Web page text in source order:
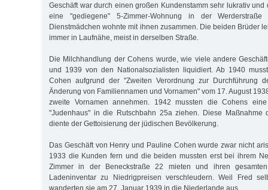
Geschäft war durch einen großen Kundenstamm sehr lukrativ und
eine "gediegene" 5-Zimmer-Wohnung in der
Dienstmädchen wohnte mit ihnen zusammen. Die beiden Brüder
immer in Laufnähe, meist in derselben Straße.
Die Milchhandlung der Cohens wurde, wie viele andere
und 1939 von den Nationalsozialisten liquidiert. Ab 1940
Cohen aufgrund der "Zweiten Verordnung zur Durchführung
Änderung von Familiennamen und Vornamen" vom 17. August
zweite Vornamen annehmen. 1942 mussten die Cohens
"Judenhaus" in die Rutschbahn 25a ziehen. Diese Maßnahme
diente der Gettoisierung der jüdischen Bevölkerung.
Das Geschäft von Henry und Pauline Cohen wurde zwar nicht
1933 die Kunden fern und die beiden mussten erst bei ihrem
Zimmer in der Beneckstraße 22 mieten und ihren
Ladeninventar zu Niedrigpreisen verschleudern. Weil Fred
wanderten sie am 27. Januar 1939 in die Niederlande aus.